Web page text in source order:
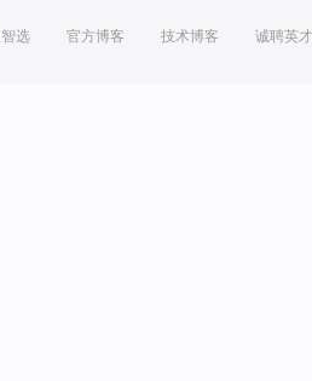
选 官方博客 技术博客 诚聘英才